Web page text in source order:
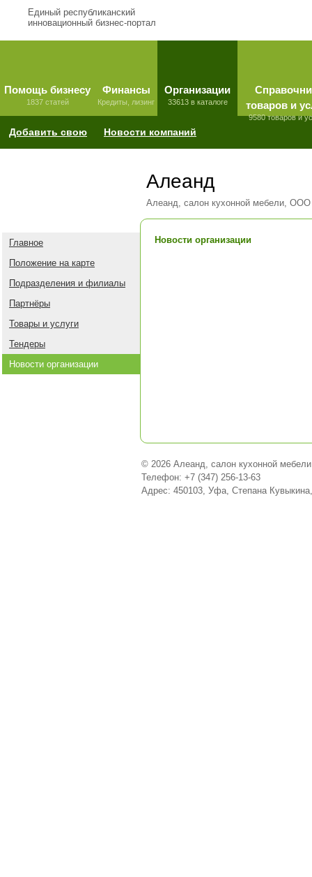
Единый республиканский
инновационный бизнес-портал
Помощь бизнесу
1837 статей
Финансы
Кредиты, лизинг
Организации
33613 в каталоге
товаров и
9580 товаров и
Добавить свою Новости компаний
Алеанд
Алеанд, салон кухонной мебели, ООО
Главное
Положение на карте
Подразделения и филиалы
Партнёры
Товары и услуги
Тендеры
Новости организации
Новости организации
© 2026 Алеанд, салон кухонной
Телефон: +7 (347) 256-13-63
Адрес: 450103, Уфа, Степана